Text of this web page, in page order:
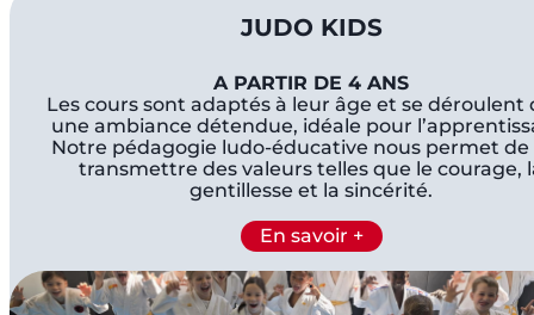
JUDO KIDS
A PARTIR DE 4 ANS
Les cours sont adaptés à leur âge et se déroulent
une ambiance détendue, idéale pour
Notre pédagogie ludo-éducative nous permet de
transmettre des valeurs telles que le courage,
gentillesse et la sincérité.
En savoir +
.